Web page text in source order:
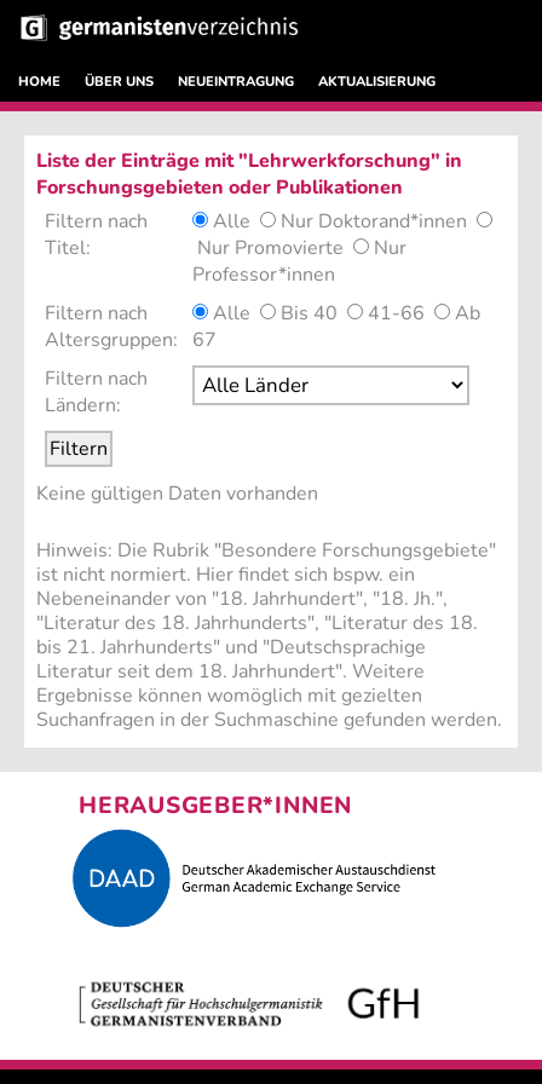
HOME ÜBER UNS NEUEINTRAGUNG AKTUALISIERUNG
Liste der Einträge mit "Lehrwerkforschung" in
Forschungsgebieten oder Publikationen
Filtern nach
Titel:
Alle
Nur Doktorand*innen
Nur Promovierte
Nur
Professor*innen
Filtern nach
Altersgruppen:
Alle Bis 40 41-66
Ab
67
Filtern nach
Ländern:
Keine gültigen Daten vorhanden
Hinweis: Die Rubrik "Besondere Forschungsgebiete"
ist nicht normiert. Hier findet sich bspw. ein
Nebeneinander von "18. Jahrhundert", "18. Jh.",
"Literatur des 18. Jahrhunderts", "Literatur des 18.
bis 21. Jahrhunderts" und "Deutschsprachige
Literatur seit dem 18. Jahrhundert". Weitere
Ergebnisse können womöglich mit gezielten
Suchanfragen in der Suchmaschine gefunden werden.
HERAUSGEBER*INNEN